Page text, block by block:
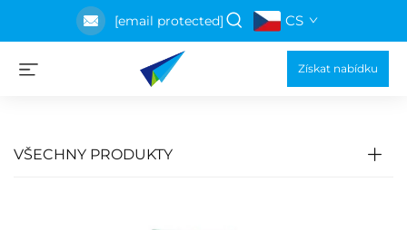
[email protected] CS
Získat nabídku
VŠECHNY PRODUKTY